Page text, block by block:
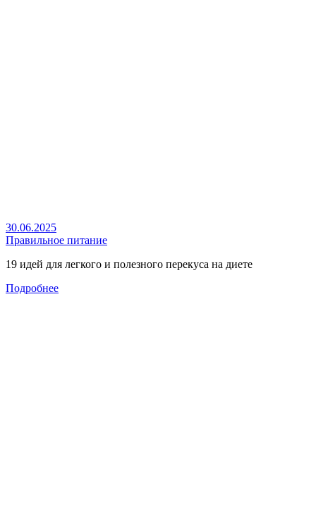
30.06.2025
Правильное питание
19 идей для легкого и полезного перекуса на диете
Подробнее